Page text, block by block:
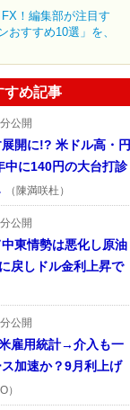
FX！編集部が注目す
おすすめ10選」を、
すめ記事
公開
開に!? 米ドル高・円
中に140円の大台打診
（陳満咲杜）
公開
東情勢は悪化し原油
戻しドル金利上昇で
公開
雇用統計→介入も一
加速か？9月利上げ
）